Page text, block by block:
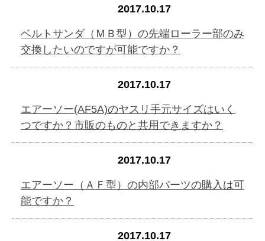
2017.10.17
ベルトサンダ（ＭＢ型）の先端ローラー部のみ
交換したいのですが可能ですか？
2017.10.17
エアーソー(AF5A)のヤスリ手元サイズはいく
つですか？市販のものと共用できますか？
2017.10.17
エアーソー（ＡＦ型）の内部パーツの購入は可
能ですか？
2017.10.17